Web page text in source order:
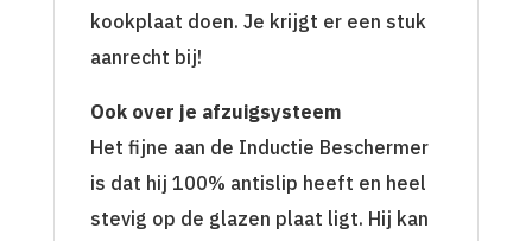
kookplaat doen. Je krijgt er een stuk
aanrecht bij!
Ook over je afzuigsysteem
Het fijne aan de Inductie Beschermer
is dat hij 100% antislip heeft en heel
stevig op de glazen plaat ligt. Hij kan